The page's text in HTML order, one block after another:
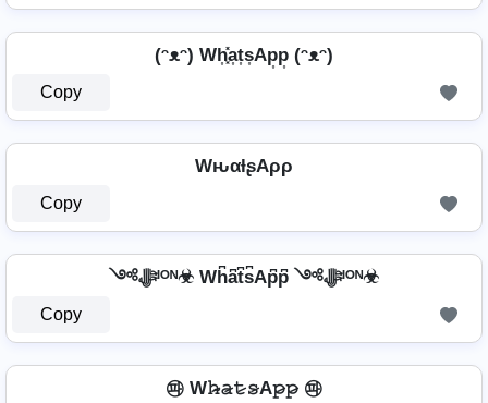
(ᵔᴥᵔ) Wh͎͓̽a͎t͎s͎Ap͎p͎ (ᵔᴥᵔ)
Copy
WԋαƚʂAρρ
Copy
༺ﷻᴵᴼᴺ☣ Wh͆a͆t͆s͆Ap͆p͆ ༺ﷻᴵᴼᴺ☣
Copy
㉺ W𝚑̷̴𝚊̷𝚝̷𝚜̷A𝚙̷𝚙̷ ㉺